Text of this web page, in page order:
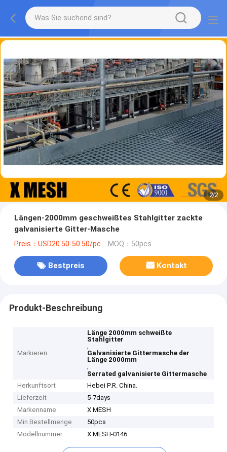
2/2
Längen-2000mm geschweißtes Stahlgitter zackte
galvanisierte Gitter-Masche
Preis：USD20.50-50.50/pc MOQ：50pcs
Bestpreis Kontakt
Produkt-Beschreibung
Markieren
Länge 2000mm schweißte
Stahlgitter
,
Galvanisierte Gittermasche der
Länge 2000mm
,
Serrated galvanisierte Gittermasche
Herkunftsort
Hebei P.R. China.
Lieferzeit
5-7days
Markenname
X MESH
Min Bestellmenge
50pcs
Modellnummer
X MESH-0146